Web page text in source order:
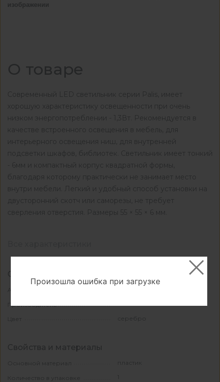
изображении
О товаре
Современный LED светильник серии Palis, имеет
хорошую характеристику освещенности при очень
низком энергопотреблении - 1,3Вт. Рекомендуется в
качестве встроенного освещения в мебель, для
интерьерного освещения ниш, для внутренней
подсветки шкафов, библиотек. Светильник имеет тонкий
- 6мм и компактный корпус квадратной формы,
благодаря которому практически не занимает место
внутри мебели. Легкий и удобный способ установки на
двусторонний скотч или саморезы, не требует
сверления отверстия. Размеры 55 × 55 × 6 мм.
Основные
Артикул
Производитель
Цвет серебро
Свойства и материалы
Основной материал пластик
Количество в упаковке 1
Произошла ошибка при загрузке